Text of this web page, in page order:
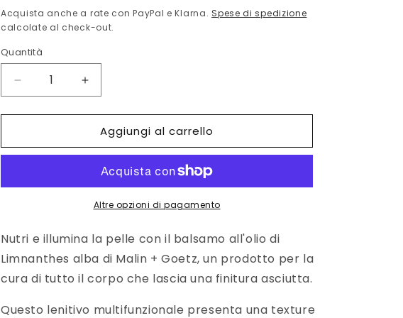
g
i
c
a
di
listino
Acquista anche a rate con PayPal e Klarna. Spese di spedizione
calcolate al check-out.
Quantità
Diminuisci
quantità
per
oil
g
Aumenta
quantità
per
Meadowfoam
oil
113
g
Aggiungi al carrello
Altre opzioni di pagamento
Nutri e illumina la pelle con il balsamo all'olio di
Limnanthes alba di Malin + Goetz, un prodotto per la
cura di tutto il corpo che lascia una finitura asciutta.
Questo lenitivo multifunzionale presenta una texture